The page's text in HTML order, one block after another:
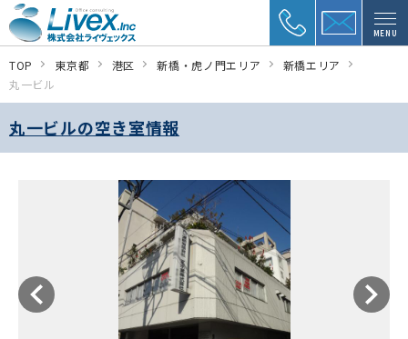
MENU
TOP 東京都 港区 新橋・虎ノ門エリア
新橋エリア
丸一ビル
丸一ビルの空き室情報